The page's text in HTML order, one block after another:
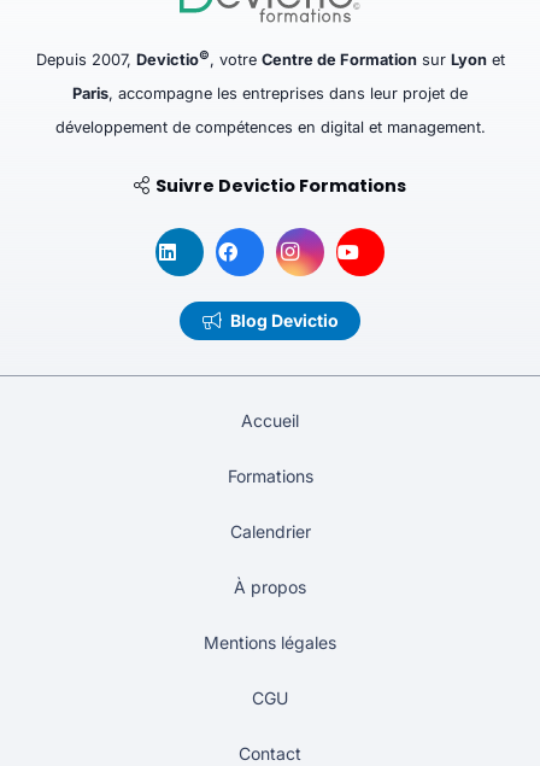
Depuis 2007, Devictio©, votre Centre de Formationsur Lyonet
Paris, accompagne les entreprises dans leur projet de
développement de compétences en digital et management.
Suivre Devictio Formations
Blog Devictio
Accueil
Formations
Calendrier
À propos
Mentions légales
CGU
Contact